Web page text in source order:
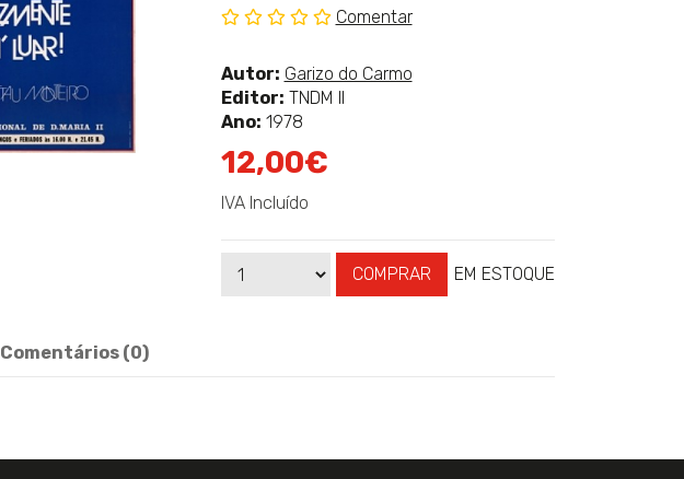
classificação
Comentar
Autor: Ver
mais
sobre
Garizo do Carmo
Editor: TNDM II
Ano: 1978
12,00€
IVA Incluído
Qtd COMPRAR
Disponibilidade: EM ESTOQUE
Comentários (0)